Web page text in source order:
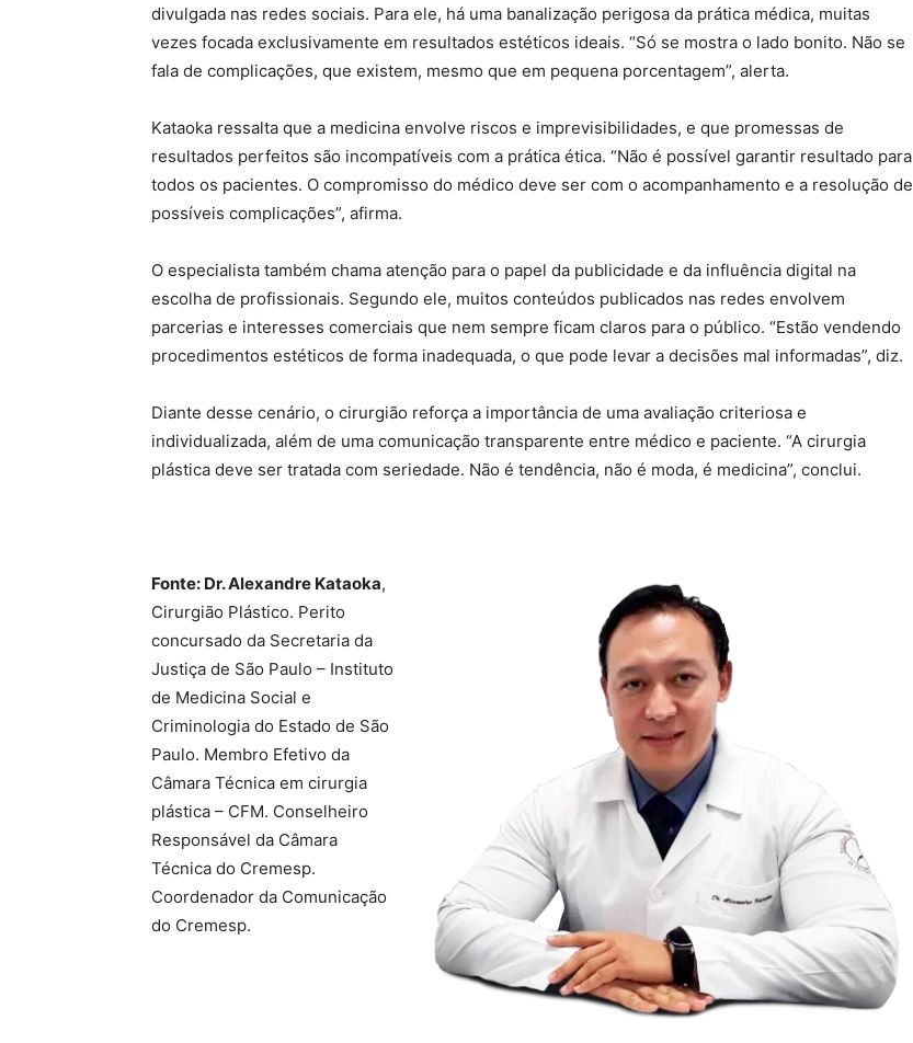
divulgada nas redes sociais. Para ele, há uma banalização perigosa da prática médica, muitas
vezes focada exclusivamente em resultados estéticos ideais. “Só se mostra o lado bonito. Não se
fala de complicações, que existem, mesmo que em pequena porcentagem”, alerta.
Kataoka ressalta que a medicina envolve riscos e imprevisibilidades, e que promessas de
resultados perfeitos são incompatíveis com a prática ética. “Não é possível garantir resultado para
todos os pacientes. O compromisso do médico deve ser com o acompanhamento e a resolução de
possíveis complicações”, afirma.
O especialista também chama atenção para o papel da publicidade e da influência digital na
escolha de profissionais. Segundo ele, muitos conteúdos publicados nas redes envolvem
parcerias e interesses comerciais que nem sempre ficam claros para o público. “Estão vendendo
procedimentos estéticos de forma inadequada, o que pode levar a decisões mal informadas”, diz.
Diante desse cenário, o cirurgião reforça a importância de uma avaliação criteriosa e
individualizada, além de uma comunicação transparente entre médico e paciente. “A cirurgia
plástica deve ser tratada com seriedade. Não é tendência, não é moda, é medicina”, conclui.
Fonte: Dr. Alexandre Kataoka,
Cirurgião Plástico. Perito
concursado da Secretaria da
Justiça de São Paulo – Instituto
de Medicina Social e
Criminologia do Estado de São
Paulo. Membro Efetivo da
Câmara Técnica em cirurgia
plástica – CFM. Conselheiro
Responsável da Câmara
Técnica do Cremesp.
Coordenador da Comunicação
do Cremesp.